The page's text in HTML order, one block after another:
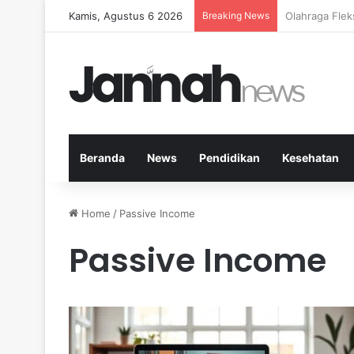
Kamis, Agustus 6 2026 Breaking News Cara Efektif
Beranda News Pendidikan Kesehatan
Home / Passive Income
Passive Income